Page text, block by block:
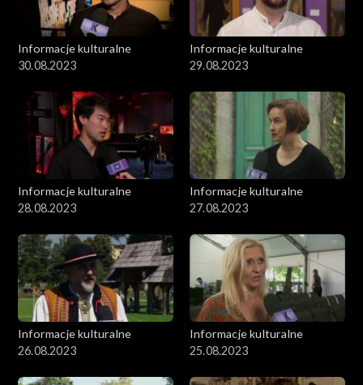
Informacje kulturalne
30.08.2023
Informacje kulturalne
29.08.2023
Informacje kulturalne
28.08.2023
Informacje kulturalne
27.08.2023
Informacje kulturalne
26.08.2023
Informacje kulturalne
25.08.2023